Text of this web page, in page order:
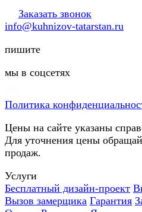
Заказать звонок
info@kuhnizov-tatarstan.ru
пишите
мы в соцсетях
Политика
Цены на сайте указаны
Для уточнения цены
продаж.
Услуги
Бесплатный дизайн-проект
Вызов замерщика Гарантия